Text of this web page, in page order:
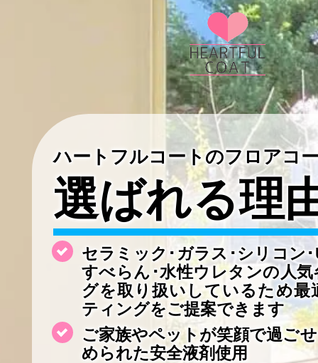
ハートフルコートのフロアコ
選ばれる理
セラミック･ガラス･シリコン
すべらん･水性ウレタンの人
グを取り扱いしているため最
ティングをご提案できます
ご家族やペットが笑顔で過ご
められた安全液剤使用